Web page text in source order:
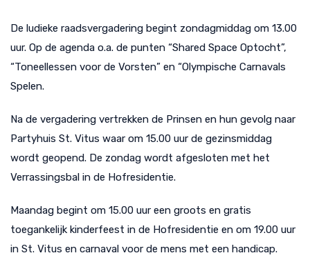
De ludieke raadsvergadering begint zondagmiddag om 13.00
uur. Op de agenda o.a. de punten “Shared Space Optocht”,
“Toneellessen voor de Vorsten” en “Olympische Carnavals
Spelen.
Na de vergadering vertrekken de Prinsen en hun gevolg naar
Partyhuis St. Vitus waar om 15.00 uur de gezinsmiddag
wordt geopend. De zondag wordt afgesloten met het
Verrassingsbal in de Hofresidentie.
Maandag begint om 15.00 uur een groots en gratis
toegankelijk kinderfeest in de Hofresidentie en om 19.00 uur
in St. Vitus en carnaval voor de mens met een handicap.